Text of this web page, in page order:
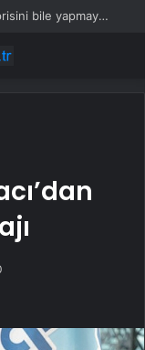
Özel’den milletvekillerine ilk uyarı: “Esprisini bile yapmayacaksınız”